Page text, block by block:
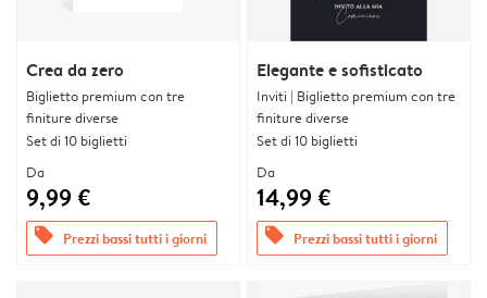
Crea da zero
Biglietto premium con tre
finiture diverse
Set di 10 biglietti
Da
9,99 €
offers Prezzi bassi tutti i giorni
Elegante e sofisticato
Inviti | Biglietto premium con tre
finiture diverse
Set di 10 biglietti
Da
14,99 €
offers Prezzi bassi tutti i giorni